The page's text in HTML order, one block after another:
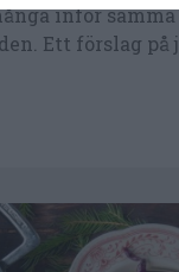
inför
Ett förslag på